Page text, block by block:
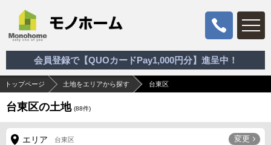
会員登録で【QUOカードPay1,000円分】進呈中！
トップページ 土地をエリアから探す 台東区
台東区の土地 (88件)
エリア 台東区 変更